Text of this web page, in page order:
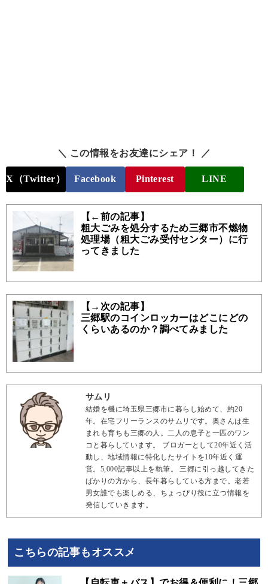
＼ この情報をお友達にシェア！ ／
X（Twitter） Facebook Pinterest LINE
【←前の記事】
粗大ごみを処分するため三郷市不燃物
処理場（粗大ごみ受付センター）に行
ってきました
【→次の記事】
三郷駅のコインロッカーはどこにどの
くらいあるのか？調べてみました
サムリ
結婚を機に埼玉県三郷市に暮らし始めて、約20
年。在宅フリーランスのサムリです。奥さんは生
まれも育ちも三郷の人。二人の息子と一匹のワン
コと暮らしています。 ブロガーとして20年近く活
動し、地域情報に特化したサイトを10年近く運
営。5,000記事以上を執筆。 三郷に引っ越してきた
ばかりの方から、長年暮らしている方まで。老若
男女誰でも楽しめる、ちょっぴり役に立つ情報を
発信していきます。
こちらの記事もオススメ